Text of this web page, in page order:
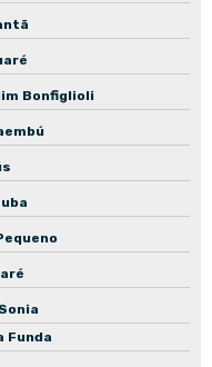
Bonfiglioli
Funda